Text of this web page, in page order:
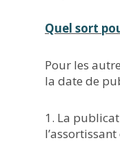
Quel sort
Pour les
la date de
1. La